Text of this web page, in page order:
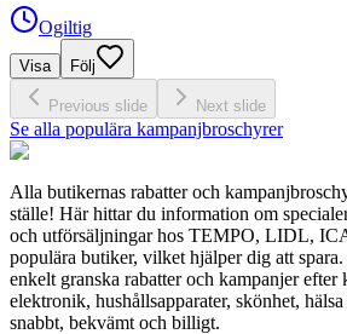
Ogiltig
Visa Följ
Previous slide Next slide
Se alla populära kampanjbroschyrer
Alla butikernas rabatter och
ställe! Här hittar du information om
och utförsäljningar hos TEMPO, LIDL,
populära butiker, vilket hjälper dig att
enkelt granska rabatter och kampanjer efter
elektronik, hushållsapparater, skönhet,
snabbt, bekvämt och billigt.